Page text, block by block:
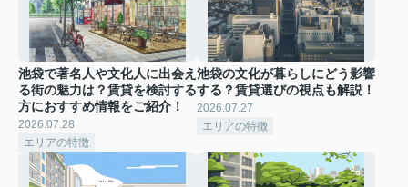
池袋で著名人や文化人に出会え
る街の魅力は？賃貸を検討する
方におすすめ情報をご紹介！
2026.07.28
エリアの特徴
池袋の文化が暮らしにどう影響
する？賃貸選びの視点も解説！
2026.07.27
エリアの特徴